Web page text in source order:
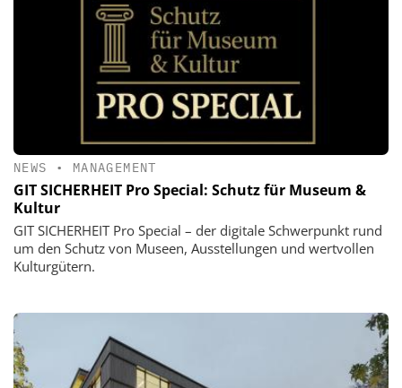
NEWS • MANAGEMENT
GIT SICHERHEIT Pro Special: Schutz für Museum &
Kultur
GIT SICHERHEIT Pro Special – der digitale Schwerpunkt rund
um den Schutz von Museen, Ausstellungen und wertvollen
Kulturgütern.